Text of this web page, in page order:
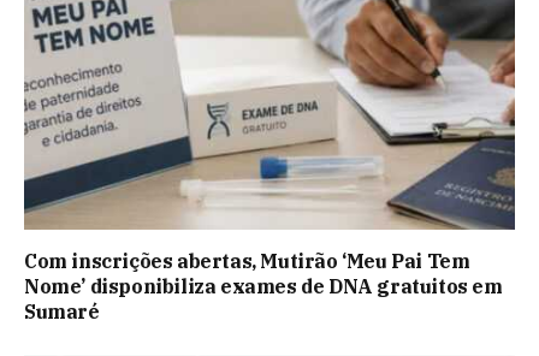
Com inscrições abertas, Mutirão ‘Meu Pai Tem
Nome’ disponibiliza exames de DNA gratuitos em
Sumaré